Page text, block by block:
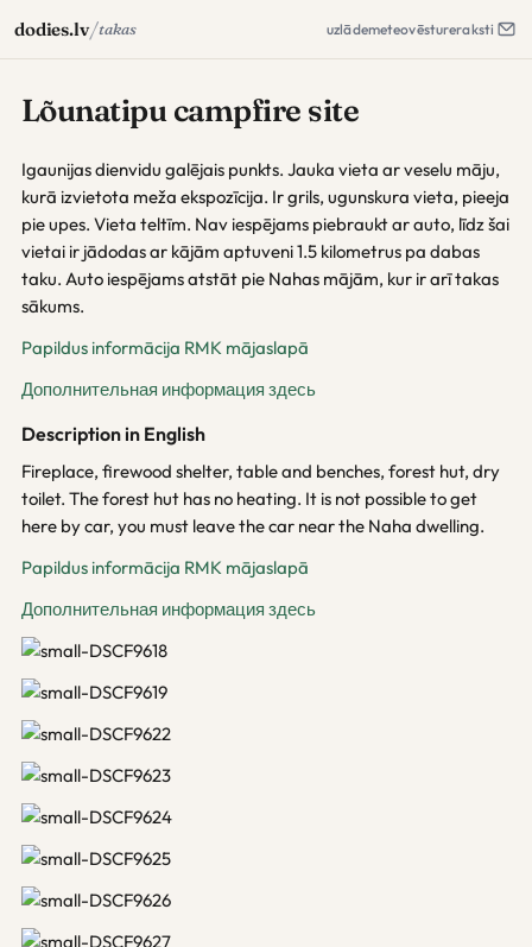
dodies.lv/takas uzlādemeteovēstureraksti
Lõunatipu campfire site
Igaunijas dienvidu galējais punkts. Jauka vieta ar veselu māju,
kurā izvietota meža ekspozīcija. Ir grils, ugunskura vieta, pieeja
pie upes. Vieta teltīm. Nav iespējams piebraukt ar auto, līdz šai
vietai ir jādodas ar kājām aptuveni 1.5 kilometrus pa dabas
taku. Auto iespējams atstāt pie Nahas mājām, kur ir arī takas
sākums.
Papildus informācija RMK mājaslapā
Дополнительная информация здесь
Description in English
Fireplace, firewood shelter, table and benches, forest hut, dry
toilet. The forest hut has no heating. It is not possible to get
here by car, you must leave the car near the Naha dwelling.
Papildus informācija RMK mājaslapā
Дополнительная информация здесь